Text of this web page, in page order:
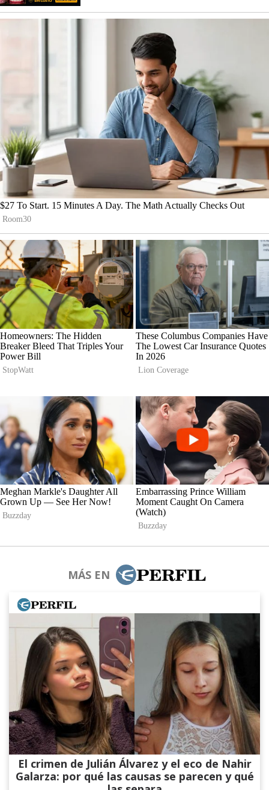
MÁS EN
El crimen de Julián Álvarez y el eco de Nahir
Galarza: por qué las causas se parecen y qué